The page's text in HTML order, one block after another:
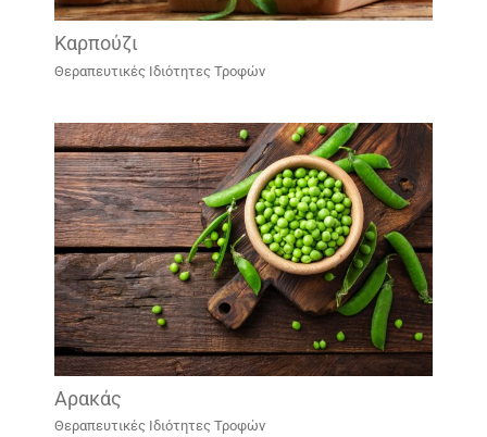
Καρπούζι
Θεραπευτικές Ιδιότητες Τροφών
Αρακάς
Θεραπευτικές Ιδιότητες Τροφών